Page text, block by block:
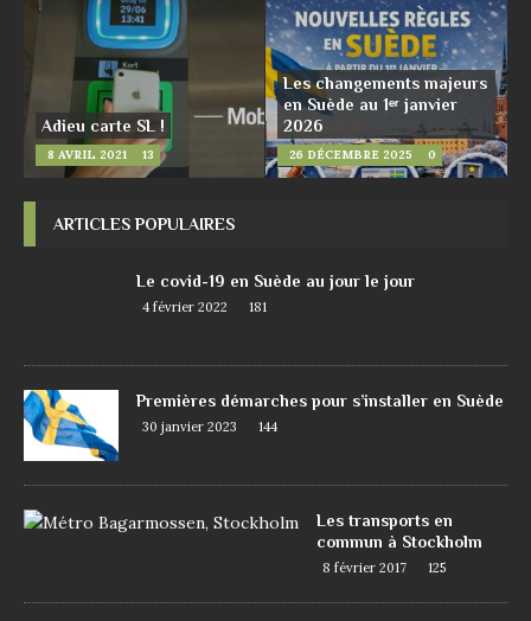
Adieu carte SL !
8 AVRIL 2021 13
Les changements majeurs
en Suède au 1ᵉʳ janvier
2026
26 DÉCEMBRE 2025 0
ARTICLES POPULAIRES
Le covid-19 en Suède au jour le jour
4 février 2022 181
Premières démarches pour s’installer en Suède
30 janvier 2023 144
Les transports en
commun à Stockholm
8 février 2017 125